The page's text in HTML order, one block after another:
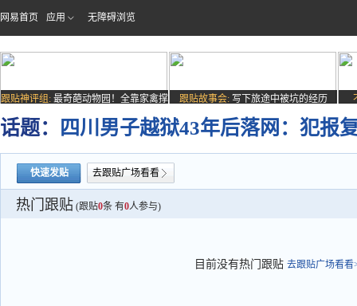
网易首页 应用 无障碍浏览
跟贴神评组: 最奇葩动物园！全靠家禽撑
场子
跟贴故事会: 写下旅途中被坑的经历
话题： 四川男子越狱43年后落网：犯报
快速发贴 去跟贴广场看看
热门跟贴 (跟贴0条 有0人参与)
目前没有热门跟贴 去跟贴广场看看